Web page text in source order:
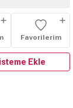
Favorilerim
Ekle